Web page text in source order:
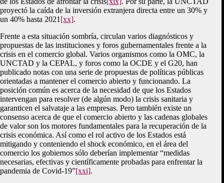
proyectó la caída de la inversión extranjera directa entre un 30% y
un 40% hasta 2021 [xx].
Frente a esta situación sombría, circulan varios diagnósticos y
propuestas de las instituciones y foros gubernamentales frente a la
crisis en el comercio global. Varios organismos como la OMC, la
UNCTAD y la CEPAL, y foros como la OCDE y el G20, han
publicado notas con una serie de propuestas de políticas públicas
orientadas a mantener el comercio abierto y funcionando. La
posición común es acerca de la necesidad de que los Estados
intervengan para resolver (de algún modo) la crisis sanitaria y
garanticen el salvataje a las empresas. Pero también existe un
consenso acerca de que el comercio abierto y las cadenas globales
de valor son los motores fundamentales para la recuperación de la
crisis económica. Así como el rol activo de los Estados está
mitigando y conteniendo el shock económico, en el área del
comercio los gobiernos sólo deberían implementar “medidas
necesarias, efectivas y científicamente probadas para enfrentar la
pandemia de Covid-19”[xxi].